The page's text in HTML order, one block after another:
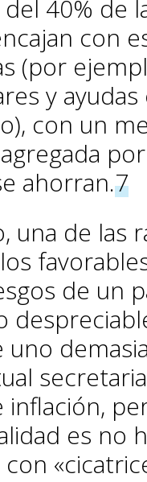
40% de
con
(por
y
con un
ahorran.7
una de las
de un
uno
inflación,
es no